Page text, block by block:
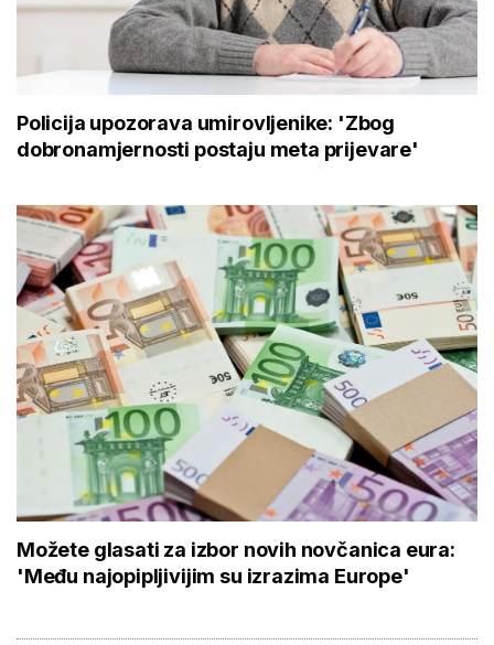
Policija upozorava umirovljenike: 'Zbog
dobronamjernosti postaju meta prijevare'
Možete glasati za izbor novih novčanica eura:
'Među najopipljivijim su izrazima Europe'